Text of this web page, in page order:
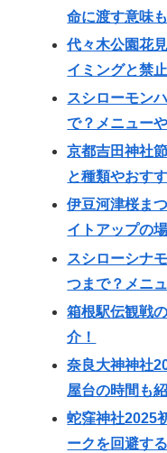
命に渡す意味
代々木公園花
イミングと禁
スシローモン
で？メニュー
京都吉田神社
と種類やおす
伊豆河津桜ま
イトアップの
スシローシナ
つまで？メニ
箱根駅伝観戦
介！
奈良大神神社
屋台の時間も紹
蛇窪神社2025
ークを回避す